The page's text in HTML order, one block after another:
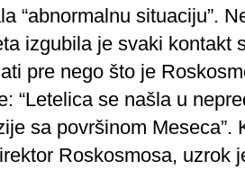
“abnormalnu situaciju”.
izgubila je svaki kontakt
pre nego što je
“Letelica se našla u
sa površinom
Roskosmosa, uzrok